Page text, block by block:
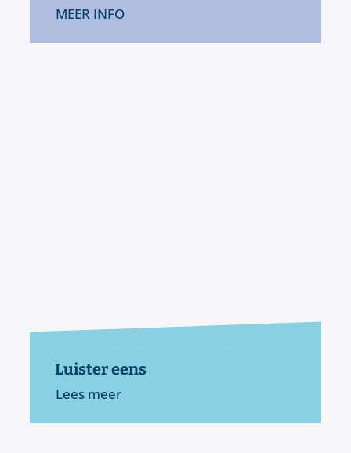
MEER INFO
Luister eens
Lees meer